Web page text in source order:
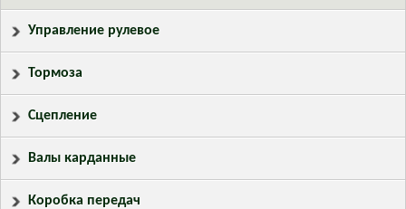
Управление рулевое
Тормоза
Сцепление
Валы карданные
Коробка передач